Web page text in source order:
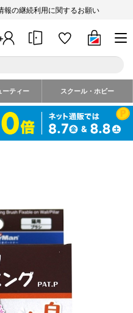
報の継続利用に関するお願い
ーティー スクール・ホビー